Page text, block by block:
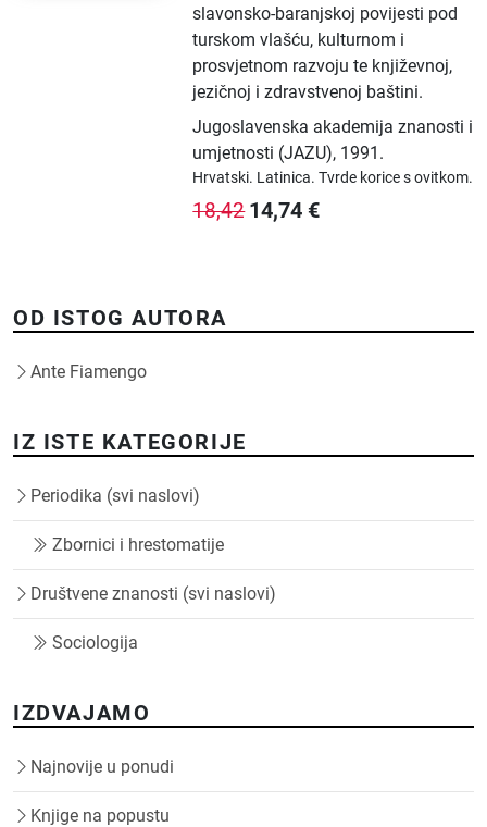
slavonsko-baranjskoj povijesti pod
turskom vlašću, kulturnom i
prosvjetnom razvoju te književnoj,
jezičnoj i zdravstvenoj baštini.
Jugoslavenska akademija znanosti i
umjetnosti (JAZU), 1991.
Hrvatski. Latinica.Tvrde korice s ovitkom.
18,42 14,74 €
OD ISTOG AUTORA
Ante Fiamengo
IZ ISTE KATEGORIJE
Periodika (svi naslovi)
Zbornici i hrestomatije
Društvene znanosti (svi naslovi)
Sociologija
IZDVAJAMO
Najnovije u ponudi
Knjige na popustu